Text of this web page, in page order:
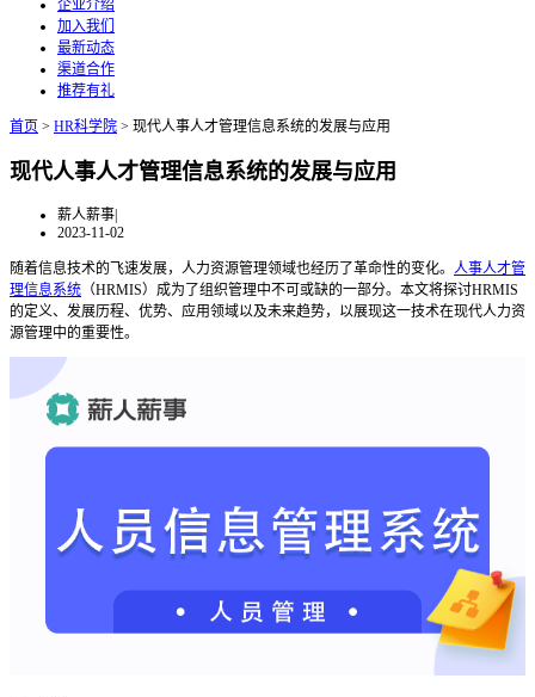
企业介绍
加入我们
最新动态
渠道合作
推荐有礼
首页 > HR科学院 > 现代人事人才管理信息系统的发展与应用
现代人事人才管理信息系统的发展与应用
薪人薪事|
2023-11-02
随着信息技术的飞速发展，人力资源管理领域也经历了革命性的变化。 人事人才管
理信息系统 （HRMIS）成为了组织管理中不可或缺的一部分。本文将探讨HRMIS
的定义、发展历程、优势、应用领域以及未来趋势，以展现这一技术在现代人力资
源管理中的重要性。